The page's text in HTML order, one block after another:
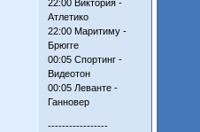
22:00 Виктория -
Атлетико
22:00 Маритиму -
Брюгге
00:05 Спортинг -
Видеотон
00:05 Леванте -
Ганновер
-----------------